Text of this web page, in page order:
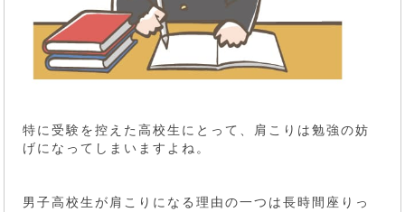
特に受験を控えた高校生にとって、肩こりは勉強の妨
げになってしまいますよね。
男子高校生が肩こりになる理由の一つは長時間座りっ